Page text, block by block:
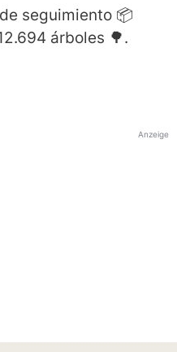
seguimiento 📦
árboles 🌳.
Anzeige